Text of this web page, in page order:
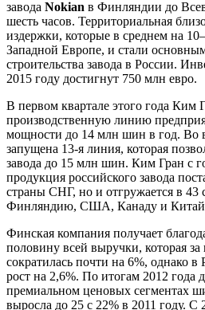
завода Nokian в Финляндии до
шесть часов. Территориальная
издержки, которые в среднем на
Западной Европе, и стали
строительства завода в России.
2015 году достигнут 750 млн евро.
В первом квартале этого года Ким
производственную линию
мощности до 14 млн шин в год. Во
запущена 13-я линия, которая
завода до 15 млн шин. Ким Гран с
продукция российского завода
страны СНГ, но и отгружается в 43
Финляндию, США, Канаду и
Финская компания получает
половину всей выручки, которая за
сократилась почти на 6%, однако в
рост на 2,6%. По итогам 2012 года
премиальном ценовых сегментах
выросла до 25 с 22% в 2011 году. С